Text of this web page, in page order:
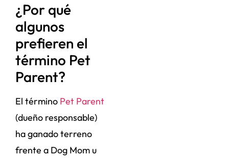
¿Por qué
algunos
prefieren el
término Pet
Parent?
El término Pet Parent
(dueño responsable)
ha ganado terreno
frente a Dog Mom u